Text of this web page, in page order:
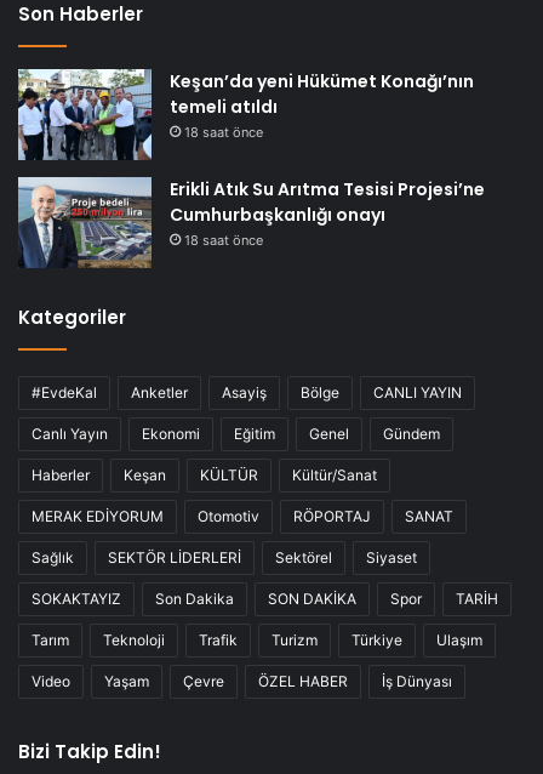
Son Haberler
Keşan’da yeni Hükümet Konağı’nın
temeli atıldı
18 saat önce
Erikli Atık Su Arıtma Tesisi Projesi’ne
Cumhurbaşkanlığı onayı
18 saat önce
Kategoriler
#EvdeKal Anketler Asayiş Bölge CANLI YAYIN
Canlı Yayın Ekonomi Eğitim Genel Gündem
Haberler Keşan KÜLTÜR Kültür/Sanat
MERAK EDİYORUM Otomotiv RÖPORTAJ SANAT
Sağlık SEKTÖR LİDERLERİ Sektörel Siyaset
SOKAKTAYIZ Son Dakika SON DAKİKA Spor TARİH
Tarım Teknoloji Trafik Turizm Türkiye Ulaşım
Video Yaşam Çevre ÖZEL HABER İş Dünyası
Bizi Takip Edin!